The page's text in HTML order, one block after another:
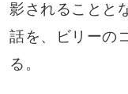
影されることと
話を、ビリーの
る。